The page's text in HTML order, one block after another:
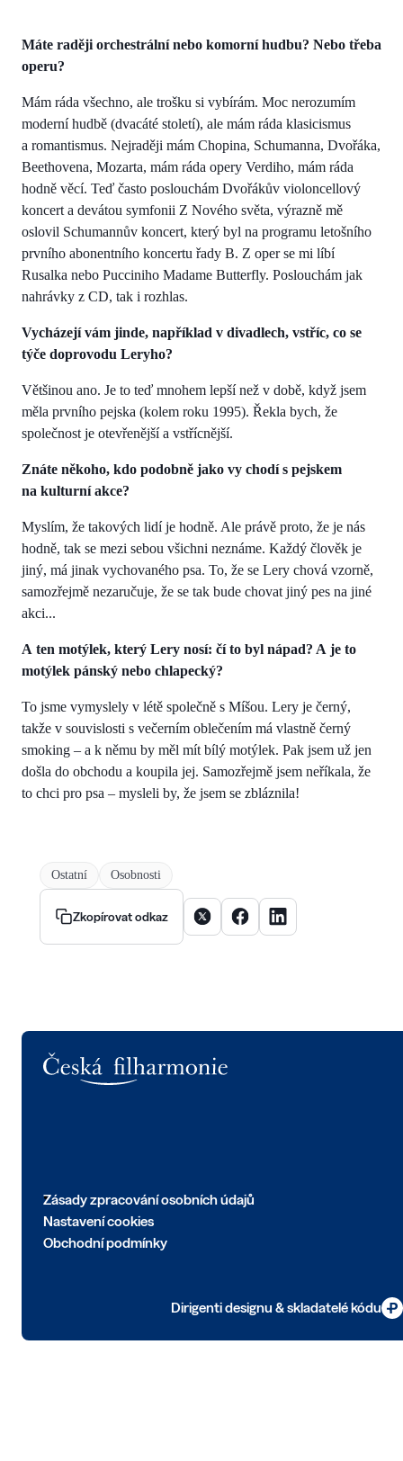
Máte raději orchestrální nebo komorní hudbu? Nebo třeba
operu?
Mám ráda všechno, ale trošku si vybírám. Moc nerozumím
moderní hudbě (dvacáté století), ale mám ráda klasicismus
a romantismus. Nejraději mám Chopina, Schumanna, Dvořáka,
Beethovena, Mozarta, mám ráda opery Verdiho, mám ráda
hodně věcí. Teď často poslouchám Dvořákův violoncellový
koncert a devátou symfonii Z Nového světa, výrazně mě
oslovil Schumannův koncert, který byl na programu letošního
prvního abonentního koncertu řady B. Z oper se mi líbí
Rusalka nebo Pucciniho Madame Butterfly. Poslouchám jak
nahrávky z CD, tak i rozhlas.
Vycházejí vám jinde, například v divadlech, vstříc, co se
týče doprovodu Leryho?
Většinou ano. Je to teď mnohem lepší než v době, když jsem
měla prvního pejska (kolem roku 1995). Řekla bych, že
společnost je otevřenější a vstřícnější.
Znáte někoho, kdo podobně jako vy chodí s pejskem
na kulturní akce?
Myslím, že takových lidí je hodně. Ale právě proto, že je nás
hodně, tak se mezi sebou všichni neznáme. Každý člověk je
jiný, má jinak vychovaného psa. To, že se Lery chová vzorně,
samozřejmě nezaručuje, že se tak bude chovat jiný pes na jiné
akci...
A ten motýlek, který Lery nosí: čí to byl nápad? A je to
motýlek pánský nebo chlapecký?
To jsme vymyslely v létě společně s Míšou. Lery je černý,
takže v souvislosti s večerním oblečením má vlastně černý
smoking – a k němu by měl mít bílý motýlek. Pak jsem už jen
došla do obchodu a koupila jej. Samozřejmě jsem neříkala, že
to chci pro psa – mysleli by, že jsem se zbláznila!
Ostatní Osobnosti
Zkopírovat odkaz Sdílet článek na X
Sdílet článek na Facebooku
Sdílet článek na
Zásady zpracování osobních údajů
Nastavení cookies
Obchodní podmínky
Dirigenti designu & skladatelé kódu